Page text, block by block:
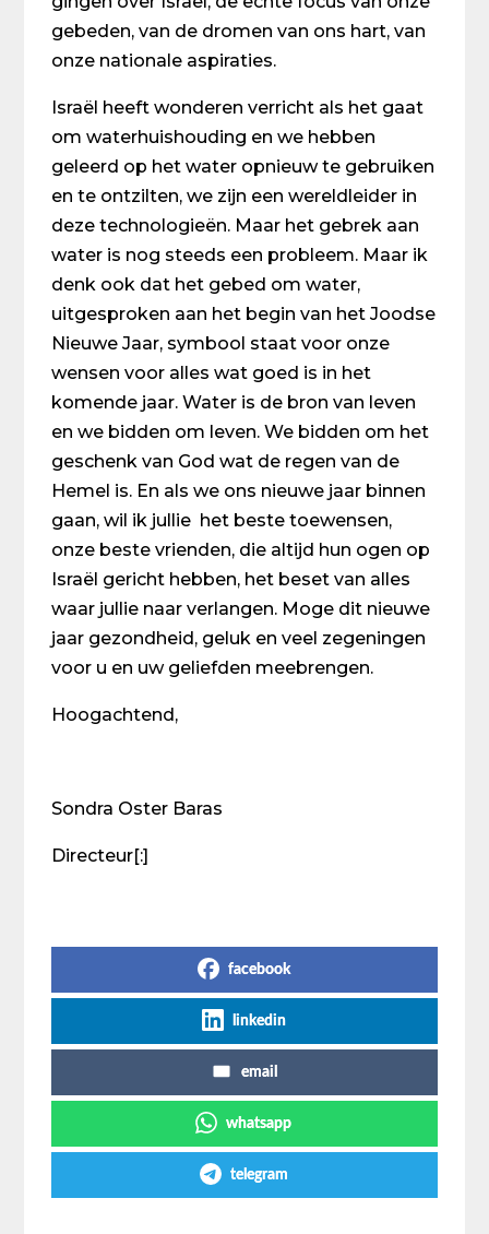
gebeden, van de dromen van ons hart, van
onze nationale aspiraties.
Israël heeft wonderen verricht als het gaat
om waterhuishouding en we hebben
geleerd op het water opnieuw te gebruiken
en te ontzilten, we zijn een wereldleider in
deze technologieën. Maar het gebrek aan
water is nog steeds een probleem. Maar ik
denk ook dat het gebed om water,
uitgesproken aan het begin van het Joodse
Nieuwe Jaar, symbool staat voor onze
wensen voor alles wat goed is in het
komende jaar. Water is de bron van leven
en we bidden om leven. We bidden om het
geschenk van God wat de regen van de
Hemel is. En als we ons nieuwe jaar binnen
gaan, wil ik jullie het beste toewensen,
onze beste vrienden, die altijd hun ogen op
Israël gericht hebben, het beset van alles
waar jullie naar verlangen. Moge dit nieuwe
jaar gezondheid, geluk en veel zegeningen
voor u en uw geliefden meebrengen.
Hoogachtend,
Sondra Oster Baras
Directeur[:]
facebook
linkedin
email
whatsapp
telegram